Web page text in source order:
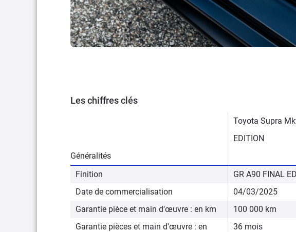
Les chiffres clés
Toyota Supra
EDITION
Généralités
Finition
GR A90 FINAL
Date de commercialisation
04/03/2025
Garantie pièce et main d'œuvre : en km
100 000 km
Garantie pièces et main d'œuvre : en
36 mois